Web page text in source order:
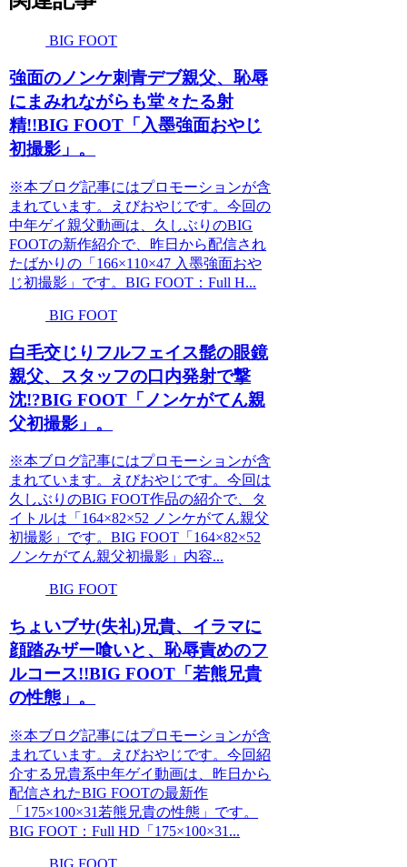
BIG FOOT
強面のノンケ刺青デブ親父、恥辱
にまみれながらも堂々たる射
精!!BIG FOOT「入墨強面おやじ
初撮影」。
※本ブログ記事にはプロモーションが含
まれています。えびおやじです。今回の
中年ゲイ親父動画は、久しぶりのBIG
FOOTの新作紹介で、昨日から配信され
たばかりの「166×110×47 入墨強面おや
じ初撮影」です。BIG FOOT：Full H...
BIG FOOT
白毛交じりフルフェイス髭の眼鏡
親父、スタッフの口内発射で撃
沈!?BIG FOOT「ノンケがてん親
父初撮影」。
※本ブログ記事にはプロモーションが含
まれています。えびおやじです。今回は
久しぶりのBIG FOOT作品の紹介で、タ
イトルは「164×82×52 ノンケがてん親父
初撮影」です。BIG FOOT「164×82×52
ノンケがてん親父初撮影」内容...
BIG FOOT
ちょいブサ(失礼)兄貴、イラマに
顔踏みザー喰いと、恥辱責めのフ
ルコース!!BIG FOOT「若熊兄貴
の性態」。
※本ブログ記事にはプロモーションが含
まれています。えびおやじです。今回紹
介する兄貴系中年ゲイ動画は、昨日から
配信されたBIG FOOTの最新作
「175×100×31若熊兄貴の性態」です。
BIG FOOT：Full HD「175×100×31...
BIG FOOT